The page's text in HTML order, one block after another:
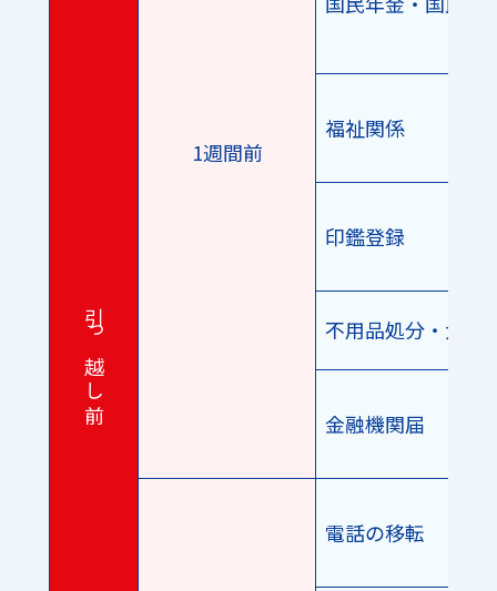
引 っ 越 し 前
1週間前
福祉関係
印鑑登録
不用品処分・大型
金融機関届
電話の移転